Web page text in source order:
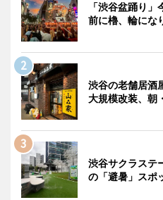
「渋谷盆踊り
前に櫓、輪にな
渋谷の老舗居
大規模改装、朝
渋谷サクラステ
の「避暑」スポ